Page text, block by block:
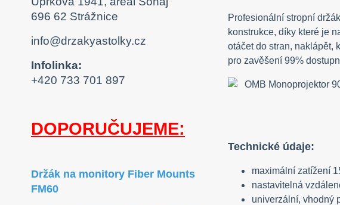
696 62 Strážnice
info@drzakyastolky.cz
Infolinka:
+420 733 701 897
DOPORUČUJEME:
Držák na monitory Fiber Mounts
FM60
Profesionální stropní
konstrukce, díky které je
otáčet do stran, naklápět,
pro zavěšení 99%
Technické údaje:
maximální zatížení
nastavitelná
univerzální, vhodný